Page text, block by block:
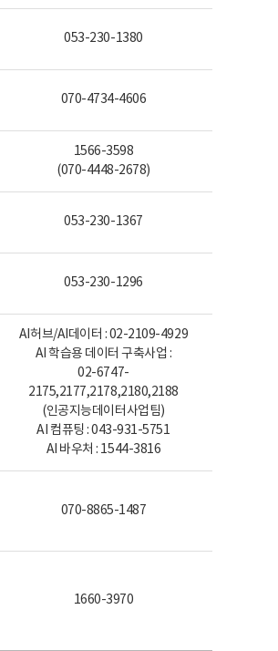
053-230-1380
070-4734-4606
1566-3598
(070-4448-2678)
053-230-1367
053-230-1296
AI허브/AI데이터 : 02-2109-4929
AI 학습용 데이터 구축사업 :
02-6747-
2175,2177,2178,2180,2188
(인공지능데이터사업팀)
AI 컴퓨팅 : 043-931-5751
AI 바우처 : 1544-3816
070-8865-1487
1660-3970